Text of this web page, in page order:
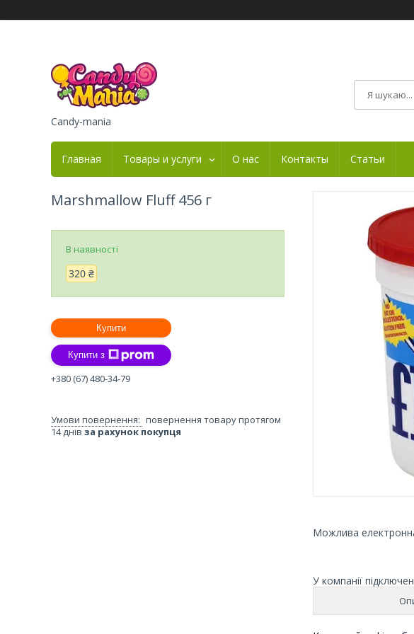
Candy-mania
Главная Товары и услуги О нас Контакты Статьи
У компанії
Marshmallow Fluff 456 г
В наявності
320 ₴
Купити
Купити з
+380 (67) 480-34-79
повернення товару протягом
14 днів за рахунок покупця